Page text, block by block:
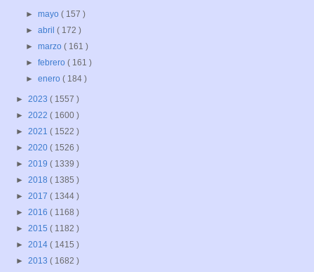
►mayo( 157 )
►abril( 172 )
►marzo( 161 )
►febrero( 161 )
►enero( 184 )
► 2023 ( 1557 )
► 2022 ( 1600 )
► 2021 ( 1522 )
► 2020 ( 1526 )
► 2019 ( 1339 )
► 2018 ( 1385 )
► 2017 ( 1344 )
► 2016 ( 1168 )
► 2015 ( 1182 )
► 2014 ( 1415 )
► 2013 ( 1682 )